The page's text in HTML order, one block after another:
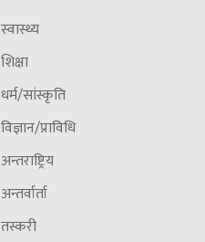
स्वास्थ्य
शिक्षा
धर्म/सांस्कृति
विज्ञान/प्राविधि
अन्तराष्ट्रिय
अन्तर्वार्ता
तस्करी